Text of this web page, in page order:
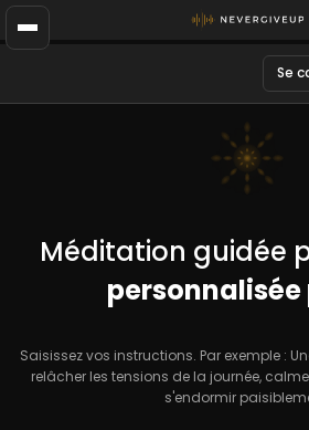
Se
Méditation guidée
personnalisée
Saisissez vos instructions. Par exemple :
relâcher les tensions de la journée,
s'endormir